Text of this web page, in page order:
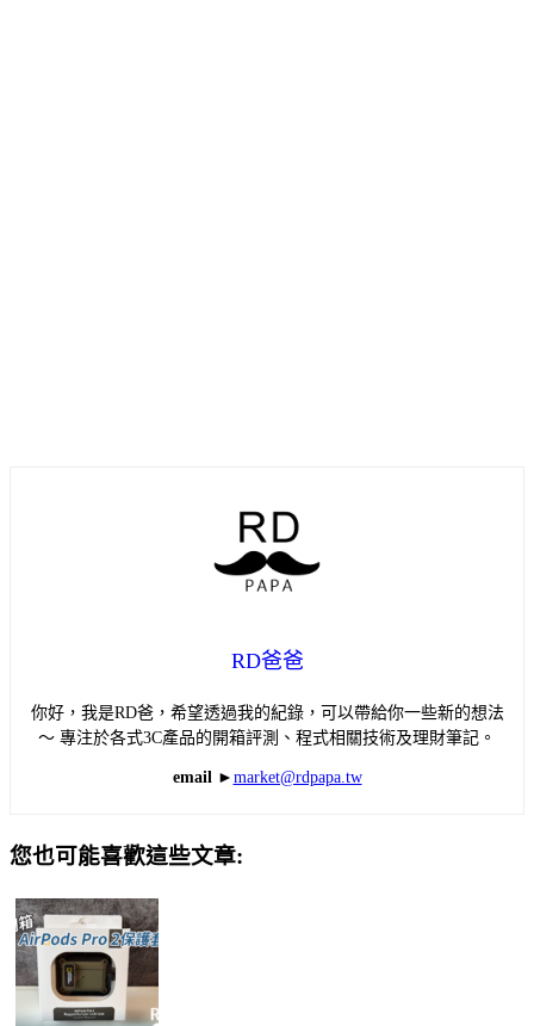
RD爸爸
你好，我是RD爸，希望透過我的紀錄，可以帶給你一些新的想法
～ 專注於各式3C產品的開箱評測、程式相關技術及理財筆記。
email ► market@rdpapa.tw
您也可能喜歡這些文章: